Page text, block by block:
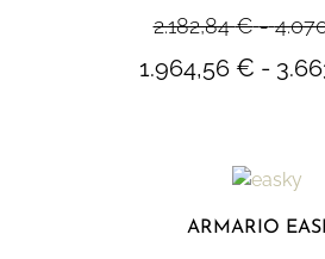
2.182,84€ -
1.964,56 € -
ARMARIO